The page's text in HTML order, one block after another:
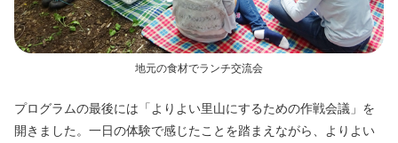
地元の食材でランチ交流会
プログラムの最後には「よりよい里山にするための作戦会議」を
開きました。一日の体験で感じたことを踏まえながら、よりよい